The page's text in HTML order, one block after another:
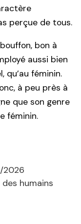
perçue de tous.
bon à
aussi bien
qu’au féminin.
à peu près à
que son genre
féminin.
2026
humains